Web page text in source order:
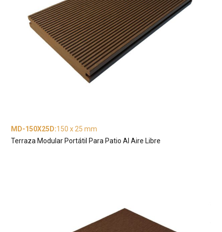
MD-150X25D:150 x 25 mm
Terraza Modular Portátil Para Patio Al Aire Libre